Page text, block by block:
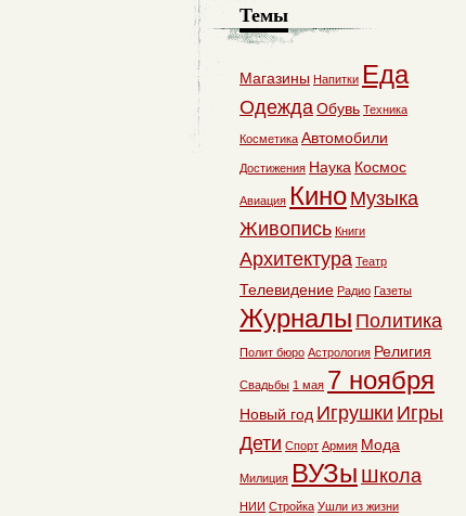
Темы
Магазины Напитки Еда
ОдеждаОбувь Техника
Косметика Автомобили
Достижения Наука Космос
Авиация Кино Музыка
Живопись Книги
Архитектура Театр
Телевидение Радио Газеты
Журналы Политика
Полит бюро Астрология Религия
Свадьбы 1 мая 7 ноября
Новый год Игрушки Игры
Дети Спорт Армия Мода
Милиция ВУЗы Школа
НИИ Стройка Ушли из жизни